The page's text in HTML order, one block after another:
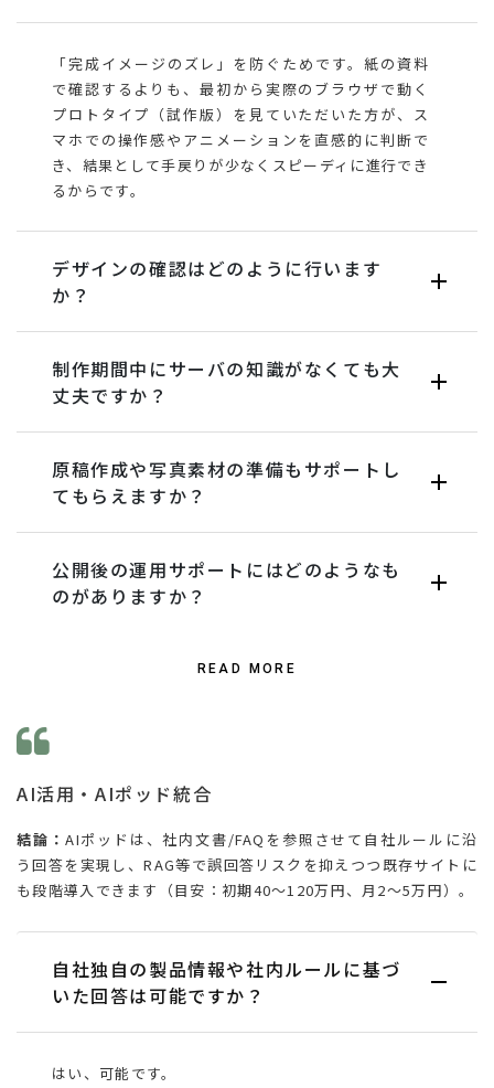
「完成イメージのズレ」を防ぐためです。紙の資料
で確認するよりも、最初から実際のブラウザで動く
プロトタイプ（試作版）を見ていただいた方が、ス
マホでの操作感やアニメーションを直感的に判断で
き、結果として手戻りが少なくスピーディに進行でき
るからです。
デザインの確認はどのように行います
か？
制作期間中にサーバの知識がなくても大
丈夫ですか？
原稿作成や写真素材の準備もサポートし
てもらえますか？
公開後の運用サポートにはどのようなも
のがありますか？
READ MORE
AI活用・AIポッド統合
結論：AIポッドは、社内文書/FAQを参照させて自社ルールに沿
う回答を実現し、RAG等で誤回答リスクを抑えつつ既存サイトに
も段階導入できます（目安：初期40〜120万円、月2〜5万円）。
自社独自の製品情報や社内ルールに基づ
いた回答は可能ですか？
はい、可能です。